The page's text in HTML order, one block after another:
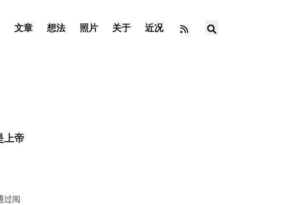
文章 想法 照片 关于 近况
上帝
过阅